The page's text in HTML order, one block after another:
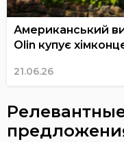
Американський
Olin купує
21.06.26